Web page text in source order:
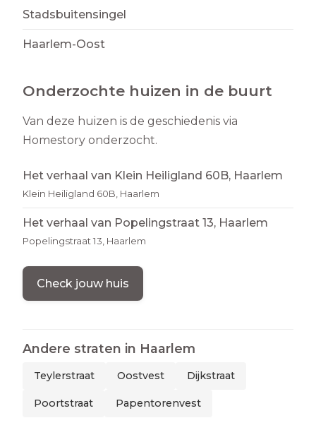
Stadsbuitensingel
Haarlem-Oost
Onderzochte huizen in de buurt
Van deze huizen is de geschiedenis via
Homestory onderzocht.
Het verhaal van Klein Heiligland 60B, Haarlem
Klein Heiligland 60B, Haarlem
Het verhaal van Popelingstraat 13, Haarlem
Popelingstraat 13, Haarlem
Check jouw huis
Andere straten in Haarlem
Teylerstraat Oostvest Dijkstraat
Poortstraat Papentorenvest